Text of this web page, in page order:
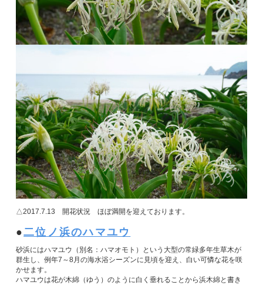
△2017.7.13 開花状況 ほぼ満開を迎えております。
二位ノ浜のハマユウ
砂浜にはハマユウ（別名：ハマオモト）という大型の常緑多年生草木が
群生し、例年7～8月の海水浴シーズンに見頃を迎え、白い可憐な花を咲
かせます。
ハマユウは花が木綿（ゆう）のように白く垂れることから浜木綿と書き